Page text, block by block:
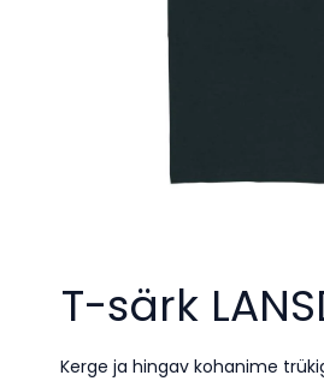
T-särk
Kerge ja hingav kohanime